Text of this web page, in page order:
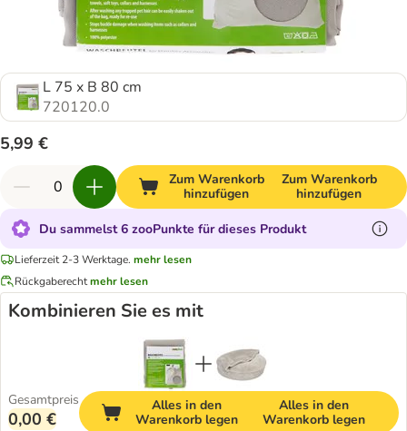
L 75 x B 80 cm
720120.0
5,99 €
Zum Warenkorb
hinzufügen
Zum Warenkorb
hinzufügen
Du sammelst 6 zooPunkte für dieses Produkt
Lieferzeit 2-3 Werktage. mehr lesen
Rückgaberechtmehr lesen
Kombinieren Sie es mit
Gesamtpreis
0,00 €
Alles in den
Warenkorb legen
Alles in den
Warenkorb legen